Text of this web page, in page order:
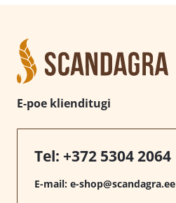
E-poe klienditugi
Tel: +372 5304 2064
E-mail: e-shop@scandagra.ee